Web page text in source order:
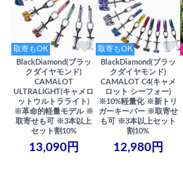
取寄もOK
BlackDiamond(ブラッ
クダイヤモンド)
CAMALOT
ULTRALIGHT(キャメロ
ットウルトラライト)
※革命的軽量モデル ※
取寄せも可 ※3本以上
セット割10%
13,090円
取寄もOK
BlackDiamond(ブラッ
クダイヤモンド)
CAMALOT C4(キャメ
ロット シーフォー)
※10%軽量化 ※新トリ
ガーキーパー ※取寄せ
も可 ※3本以上セット
割10%
12,980円